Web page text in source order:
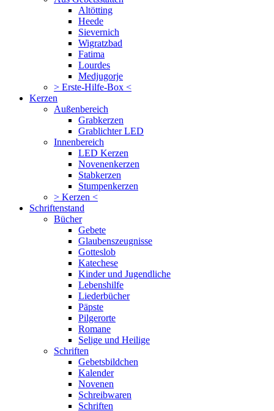
Altötting
Heede
Sievernich
Wigratzbad
Fatima
Lourdes
Medjugorje
> Erste-Hilfe-Box <
Kerzen
Außenbereich
Grabkerzen
Grablichter LED
Innenbereich
LED Kerzen
Novenenkerzen
Stabkerzen
Stumpenkerzen
> Kerzen <
Schriftenstand
Bücher
Gebete
Glaubenszeugnisse
Gotteslob
Katechese
Kinder und Jugendliche
Lebenshilfe
Liederbücher
Päpste
Pilgerorte
Romane
Selige und Heilige
Schriften
Gebetsbildchen
Kalender
Novenen
Schreibwaren
Schriften